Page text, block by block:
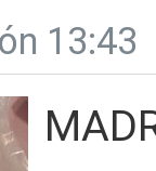
13:43